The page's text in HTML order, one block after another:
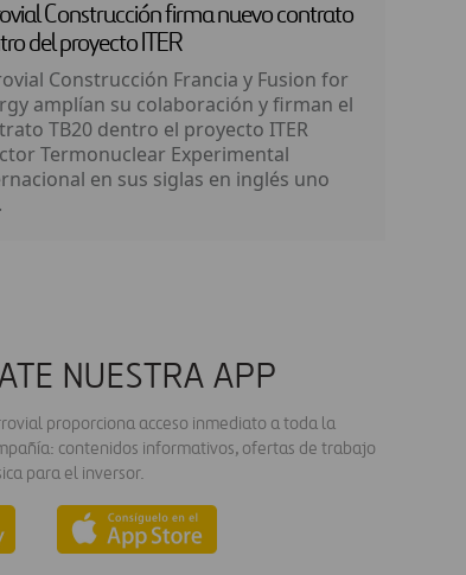
Construcción firma nuevo contrato
del proyecto ITER
Construcción Francia y Fusion for
amplían su colaboración y firman el
TB20 dentro el proyecto ITER
Termonuclear Experimental
en sus siglas en inglés uno
NUESTRA APP
proporciona acceso inmediato a toda la
contenidos informativos, ofertas de trabajo
para el inversor.